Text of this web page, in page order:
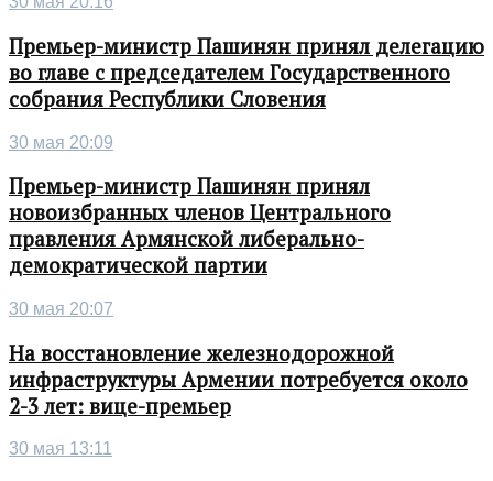
Премьер-министр Пашинян принял делегацию
во главе с председателем Государственного
собрания Республики Словения
30 мая 20:09
Премьер-министр Пашинян принял
новоизбранных членов Центрального
правления Армянской либерально-
демократической партии
30 мая 20:07
На восстановление железнодорожной
инфраструктуры Армении потребуется около
2-3 лет: вице-премьер
30 мая 13:11